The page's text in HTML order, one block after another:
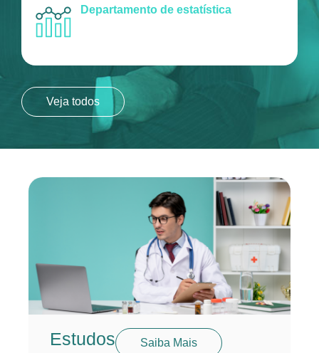
Departamento de estatística
Veja todos
Estudos Saiba Mais